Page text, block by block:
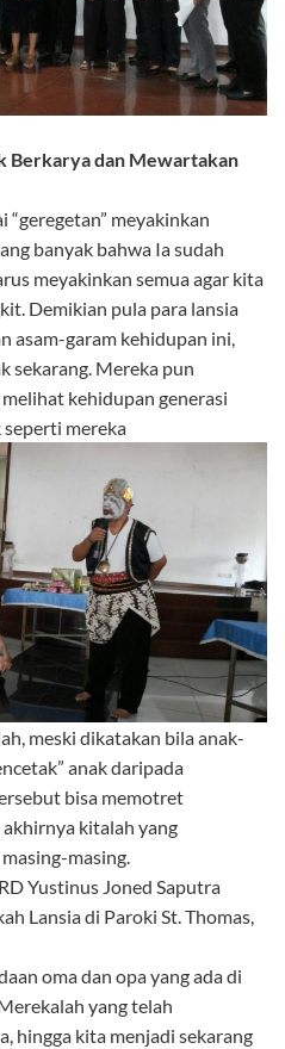
Berkarya dan Mewartakan
“geregetan” meyakinkan
banyak bahwa Ia sudah
meyakinkan semua agar kita
Demikian pula para lansia
asam-garam kehidupan ini,
sekarang. Mereka pun
kehidupan generasi
seperti mereka
meski dikatakan bila anak-
anak daripada
bisa memotret
kitalah yang
masing.
Yustinus Joned Saputra
Lansia di Paroki St. Thomas,
oma dan opa yang ada di
yang telah
hingga kita menjadi sekarang